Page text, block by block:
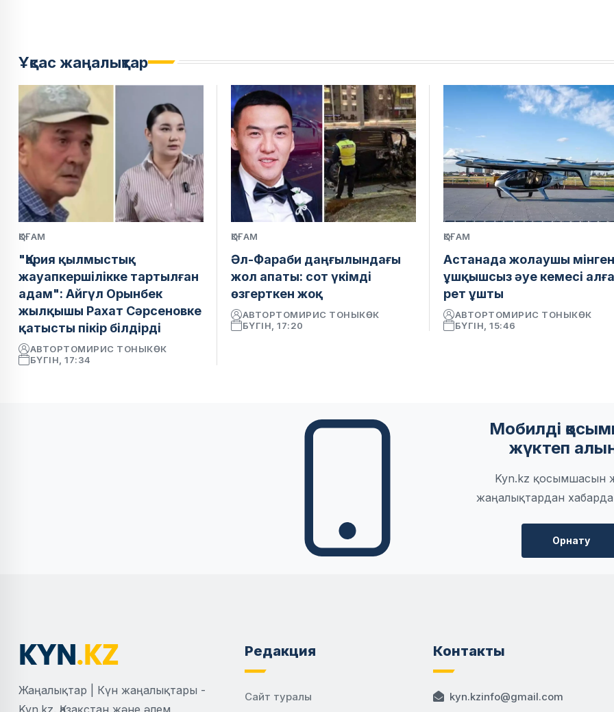
Ұқсас жаңалықтар
ҚОҒАМ
"Қария қылмыстық
жауапкершілікке тартылған
адам": Айгүл Орынбек
жылқышы Рахат Сәрсеновке
қатысты пікір білдірді
АВТОРТОМИРИС ТОНЫКӨК
БҮГІН, 17:34
ҚОҒАМ
Әл-Фараби даңғылындағы
жол апаты: сот үкімді
өзгерткен жоқ
АВТОРТОМИРИС ТОНЫКӨК
БҮГІН, 17:20
ҚОҒАМ
Астанада жолаушы
ұшқышсыз әуе кемесі
рет ұшты
АВТОРТОМИРИС ТОНЫКӨК
БҮГІН, 15:46
Мобилді
жүктеп
Kyn.kz қосымшасын
жаңалықтардан
Орнату
Жаңалықтар | Күн жаңалықтары -
Kyn.kz. Қазақстан және әлем
Редакция
Сайт туралы
Контакты
kyn.kzinfo@gmail.com